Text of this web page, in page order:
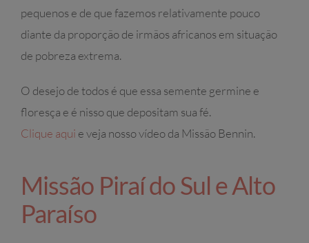
pequenos e de que fazemos relativamente pouco
diante da proporção de irmãos africanos em situação
de pobreza extrema.
O desejo de todos é que essa semente germine e
floresça e é nisso que depositam sua fé.
Clique aqui e veja nosso vídeo da Missão Bennin.
Missão Piraí do Sul e Alto
Paraíso